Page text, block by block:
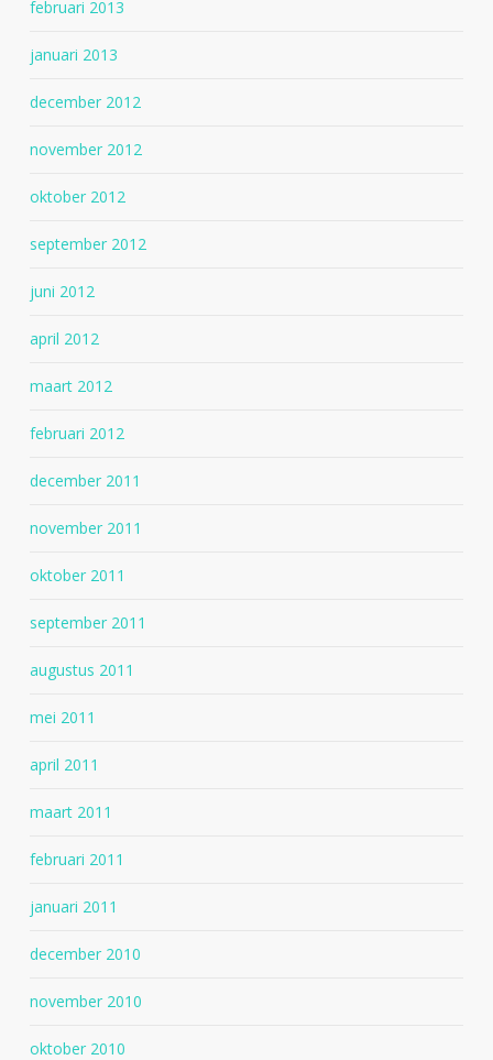
februari 2013
januari 2013
december 2012
november 2012
oktober 2012
september 2012
juni 2012
april 2012
maart 2012
februari 2012
december 2011
november 2011
oktober 2011
september 2011
augustus 2011
mei 2011
april 2011
maart 2011
februari 2011
januari 2011
december 2010
november 2010
oktober 2010